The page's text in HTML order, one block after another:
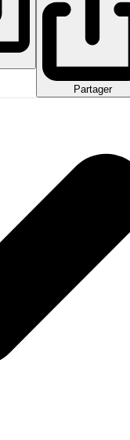
Partager